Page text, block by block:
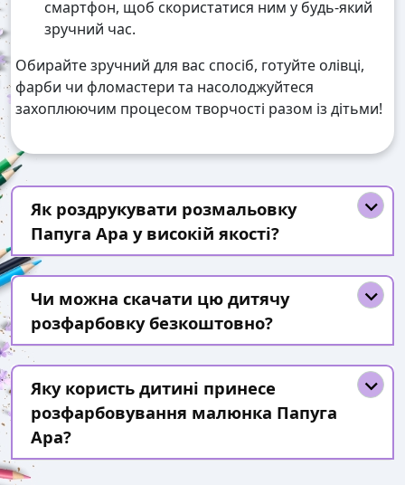
смартфон, щоб скористатися ним у будь-який
зручний час.
Обирайте зручний для вас спосіб, готуйте олівці,
фарби чи фломастери та насолоджуйтеся
захоплюючим процесом творчості разом із дітьми!
Як роздрукувати розмальовку
Папуга Ара у високій якості?
Чи можна скачати цю дитячу
розфарбовку безкоштовно?
Яку користь дитині принесе
розфарбовування малюнка Папуга
Ара?